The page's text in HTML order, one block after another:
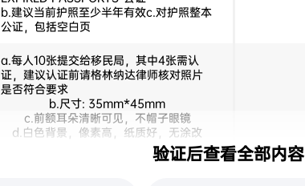
b.建议当前护照至少半年有效c.对护照整本
公证，包括空白页
a.每人10张提交给移民局，其中4张需认
证，建议认证前请格林纳达律师核对照片
是否符合要求
b.尺寸: 35mm*45mm
c.前额耳朵清晰可见，不帽子眼镜
d.白色背景，像素高，纸质好，无涂改
验证后查看全部内容